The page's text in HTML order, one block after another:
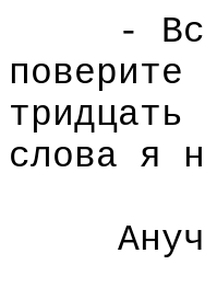
- Все-с
слова я